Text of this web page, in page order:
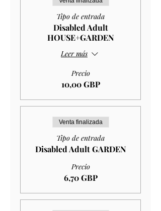
Tipo de entrada
Disabled Adult
HOUSE+GARDEN
Leer más
Precio
10,00 GBP
Venta finalizada
Tipo de entrada
Disabled Adult GARDEN
Precio
6,70 GBP